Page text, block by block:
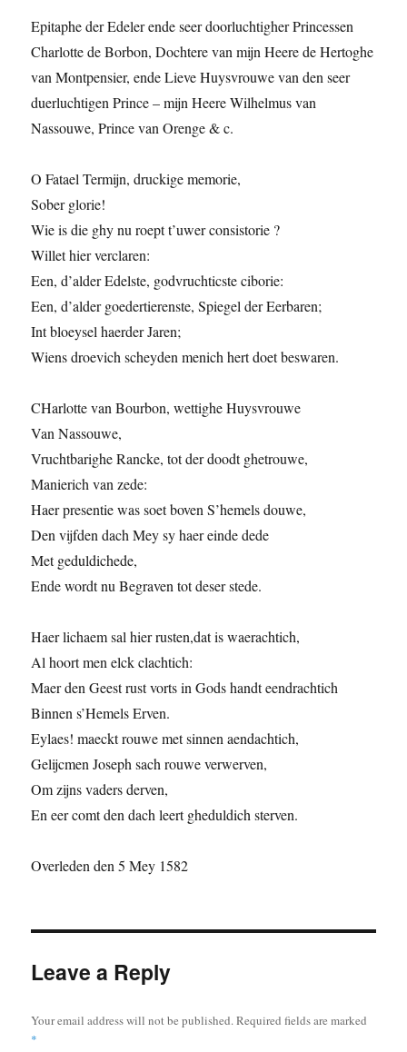
Epitaphe der Edeler ende seer doorluchtigher Princessen
Charlotte de Borbon, Dochtere van mijn Heere de Hertoghe
van Montpensier, ende Lieve Huysvrouwe van den seer
duerluchtigen Prince – mijn Heere Wilhelmus van
Nassouwe, Prince van Orenge & c.
O Fatael Termijn, druckige memorie,
Sober glorie!
Wie is die ghy nu roept t’uwer consistorie ?
Willet hier verclaren:
Een, d’alder Edelste, godvruchticste ciborie:
Een, d’alder goedertierenste, Spiegel der Eerbaren;
Int bloeysel haerder Jaren;
Wiens droevich scheyden menich hert doet beswaren.
CHarlotte van Bourbon, wettighe Huysvrouwe
Van Nassouwe,
Vruchtbarighe Rancke, tot der doodt ghetrouwe,
Manierich van zede:
Haer presentie was soet boven S’hemels douwe,
Den vijfden dach Mey sy haer einde dede
Met geduldichede,
Ende wordt nu Begraven tot deser stede.
Haer lichaem sal hier rusten,dat is waerachtich,
Al hoort men elck clachtich:
Maer den Geest rust vorts in Gods handt eendrachtich
Binnen s’Hemels Erven.
Eylaes! maeckt rouwe met sinnen aendachtich,
Gelijcmen Joseph sach rouwe verwerven,
Om zijns vaders derven,
En eer comt den dach leert gheduldich sterven.
Overleden den 5 Mey 1582
Leave a Reply
Your email address will not be published.Required fields are marked
*